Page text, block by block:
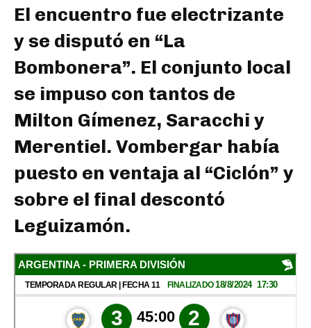
El encuentro fue electrizante
y se disputó en “La
Bombonera”. El conjunto local
se impuso con tantos de
Milton Gímenez, Saracchi y
Merentiel. Vombergar había
puesto en ventaja al “Ciclón” y
sobre el final descontó
Leguizamón.